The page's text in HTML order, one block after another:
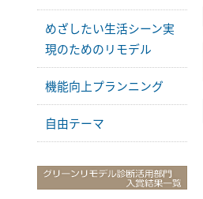
めざしたい生活シーン実
現のためのリモデル
機能向上プランニング
自由テーマ